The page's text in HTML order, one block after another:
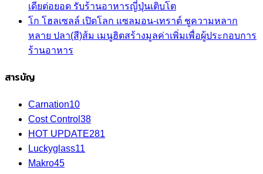
เดียต่อยอด รับร้านอาหารญี่ปุ่นเติบโต
โก โฮลเซลล์ เปิดโลก แซลมอน-เทราต์ ชูความหลาก
หลาย ปลา(สี)ส้ม เมนูฮิตสร้างมูลค่าเพิ่มเพื่อผู้ประกอบการ
ร้านอาหาร
สารบัญ
Carnation10
Cost Control 38
HOT UPDATE281
Luckyglass11
Makro45